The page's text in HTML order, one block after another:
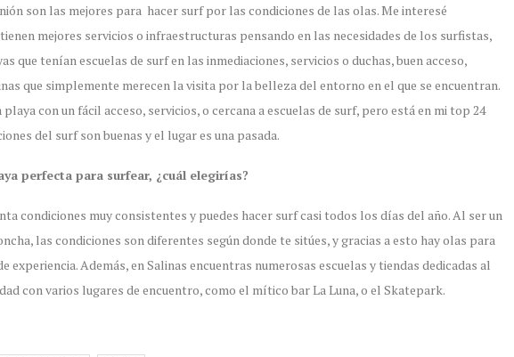
son las mejores para hacer surf por las condiciones de las olas. Me interesé
mejores servicios o infraestructuras pensando en las necesidades de los surfistas,
que tenían escuelas de surf en las inmediaciones, servicios o duchas, buen acceso,
que simplemente merecen la visita por la belleza del entorno en el que se encuentran.
con un fácil acceso, servicios, o cercana a escuelas de surf, pero está en mi top 24
del surf son buenas y el lugar es una pasada.
perfecta para surfear, ¿cuál elegirías?
condiciones muy consistentes y puedes hacer surf casi todos los días del año. Al ser un
las condiciones son diferentes según donde te sitúes, y gracias a esto hay olas para
experiencia. Además, en Salinas encuentras numerosas escuelas y tiendas dedicadas al
con varios lugares de encuentro, como el mítico bar La Luna, o el Skatepark.